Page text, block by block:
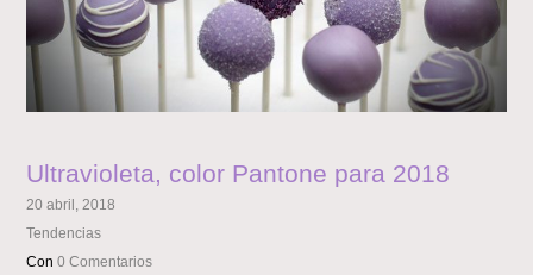
Ultravioleta, color Pantone para 2018
20 abril, 2018
Tendencias
Con0 Comentarios